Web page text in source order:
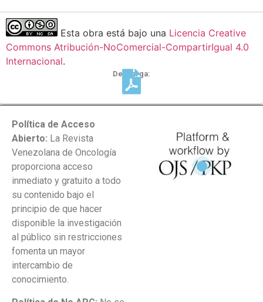
Esta obra está bajo una Licencia Creative
Commons Atribución-NoComercial-CompartirIgual 4.0
Internacional.
Descarga:
Política de Acceso
Abierto: La Revista
Venezolana de Oncología
proporciona acceso
inmediato y gratuito a todo
su contenido bajo el
principio de que hacer
disponible la investigación
al público sin restricciones
fomenta un mayor
intercambio de
conocimiento.